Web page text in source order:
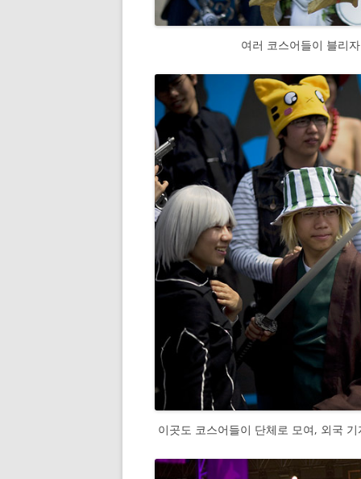
여러 코스어들이 블리
이곳도 코스어들이 단체로 모여, 외국